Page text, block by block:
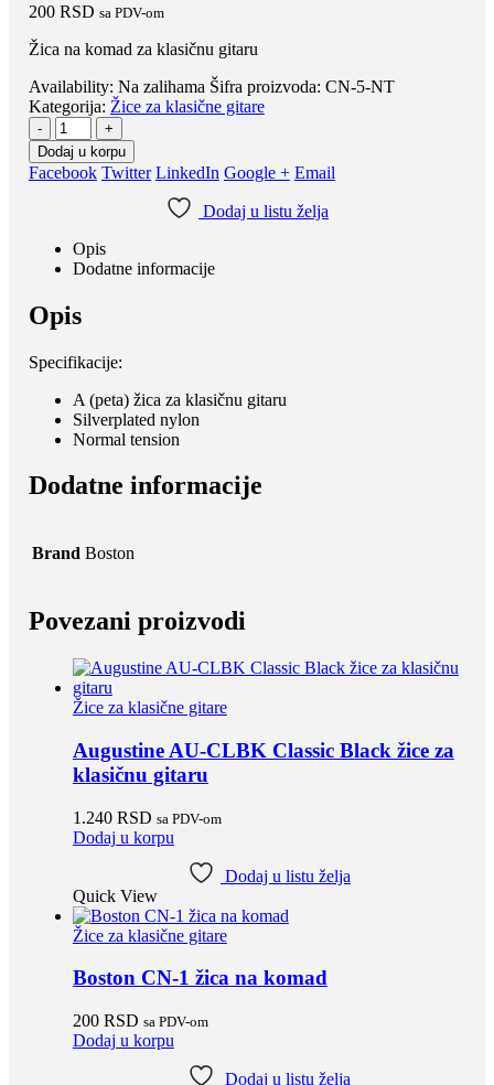
200 RSD sa PDV-om
Žica na komad za klasičnu gitaru
Availability: Na zalihama Šifra proizvoda: CN-5-NT
Kategorija: Žice za klasične gitare
-
+
Dodaj u korpu
Facebook Twitter LinkedIn Google + Email
Dodaj u listu želja
Opis
Dodatne informacije
Opis
Specifikacije:
A (peta) žica za klasičnu gitaru
Silverplated nylon
Normal tension
Dodatne informacije
Brand Boston
Povezani proizvodi
Žice za klasične gitare
Augustine AU-CLBK Classic Black žice za
klasičnu gitaru
1.240 RSD sa PDV-om
Dodaj u korpu
Dodaj u listu želja
Quick View
Žice za klasične gitare
Boston CN-1 žica na komad
200 RSD sa PDV-om
Dodaj u korpu
Dodaj u listu želja